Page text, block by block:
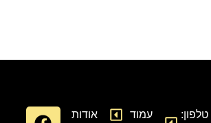
טלפון:
עמוד
אודות